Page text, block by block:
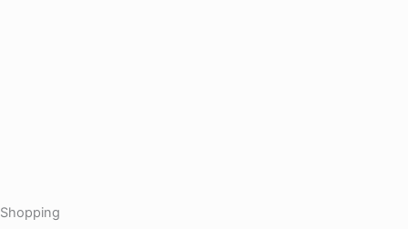
Shopping